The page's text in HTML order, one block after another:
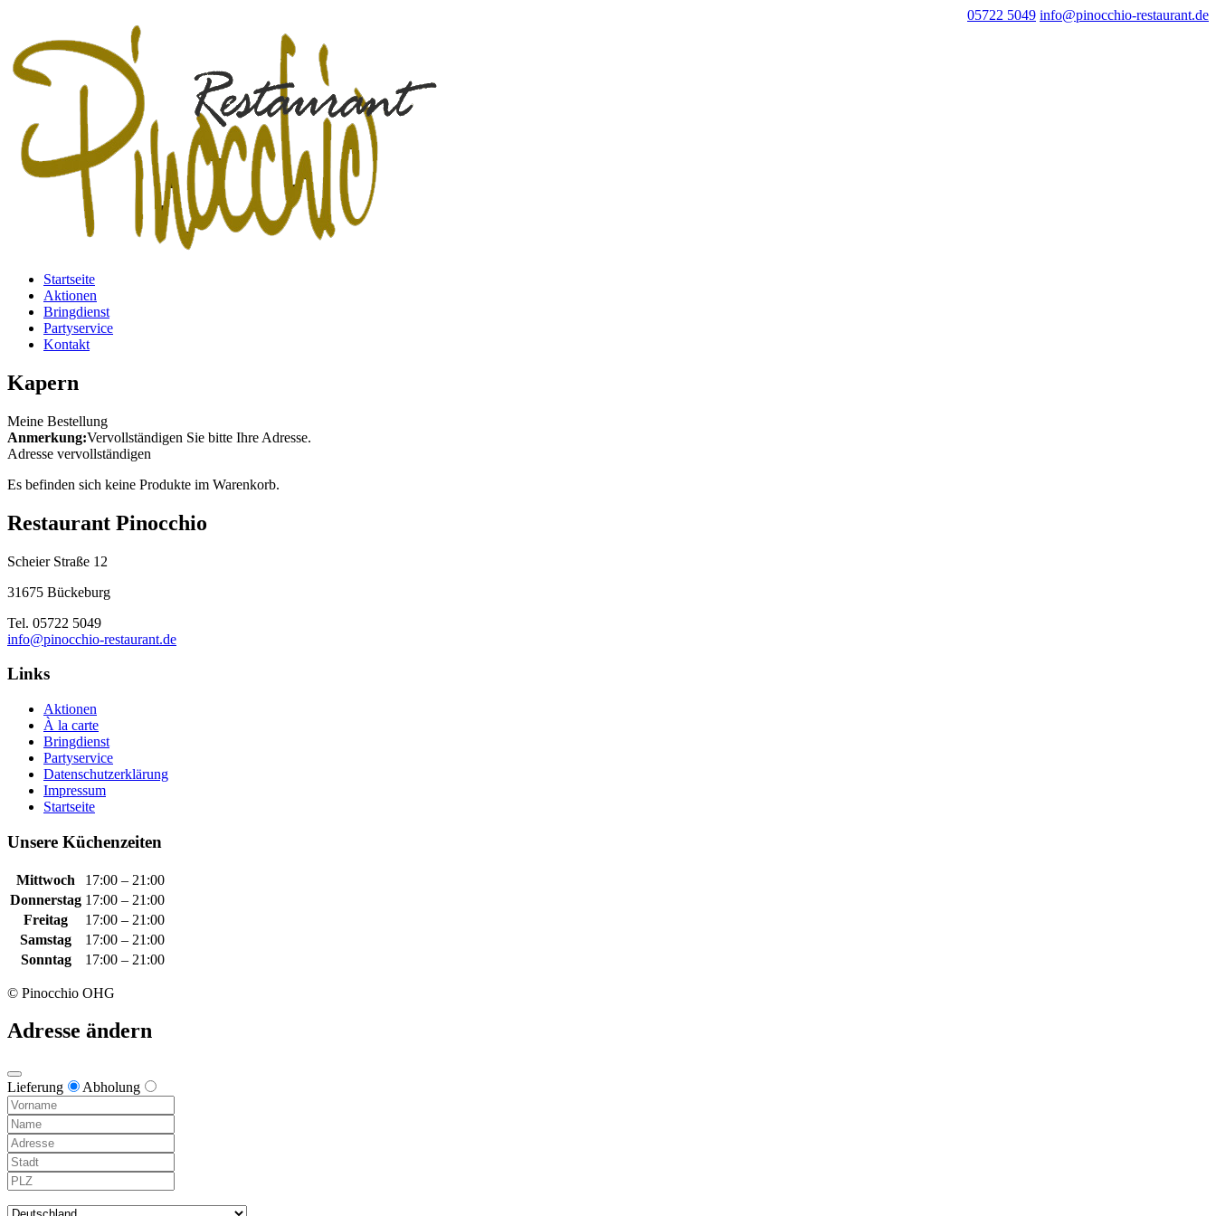
05722 5049 info@pinocchio-restaurant.de
Startseite
Aktionen
Bringdienst
Partyservice
Kontakt
Kapern
Meine Bestellung
Anmerkung:Vervollständigen Sie bitte Ihre Adresse.
Adresse vervollständigen
Es befinden sich keine Produkte im Warenkorb.
Restaurant Pinocchio
Scheier Straße 12
31675 Bückeburg
Tel. 05722 5049
info@pinocchio-restaurant.de
Links
Aktionen
À la carte
Bringdienst
Partyservice
Datenschutzerklärung
Impressum
Startseite
Unsere Küchenzeiten
Mittwoch
17:00 – 21:00
Donnerstag 17:00 – 21:00
Freitag
17:00 – 21:00
Samstag
17:00 – 21:00
Sonntag
17:00 – 21:00
© Pinocchio OHG
Adresse ändern
Lieferung Abholung